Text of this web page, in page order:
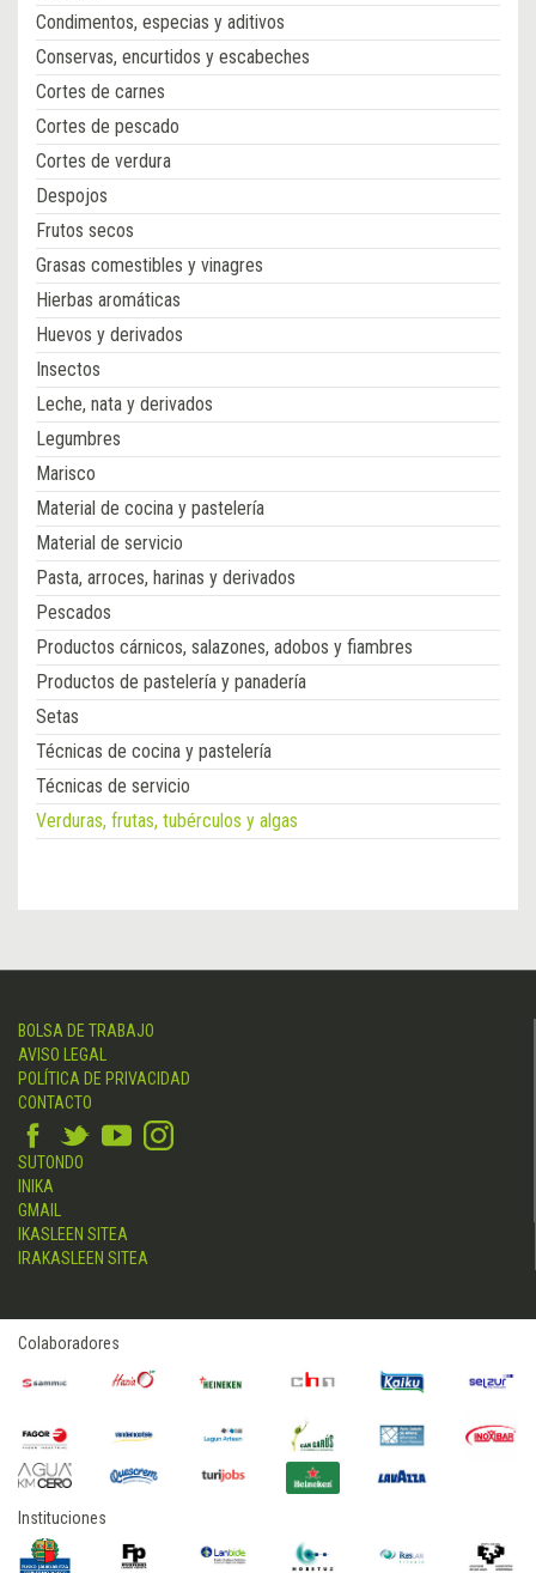
Condimentos, especias y aditivos
Conservas, encurtidos y escabeches
Cortes de carnes
Cortes de pescado
Cortes de verdura
Despojos
Frutos secos
Grasas comestibles y vinagres
Hierbas aromáticas
Huevos y derivados
Insectos
Leche, nata y derivados
Legumbres
Marisco
Material de cocina y pastelería
Material de servicio
Pasta, arroces, harinas y derivados
Pescados
Productos cárnicos, salazones, adobos y fiambres
Productos de pastelería y panadería
Setas
Técnicas de cocina y pastelería
Técnicas de servicio
Verduras, frutas, tubérculos y algas
BOLSA DE TRABAJO
AVISO LEGAL
POLÍTICA DE PRIVACIDAD
CONTACTO
SUTONDO
INIKA
GMAIL
IKASLEEN SITEA
IRAKASLEEN SITEA
Colaboradores
Instituciones